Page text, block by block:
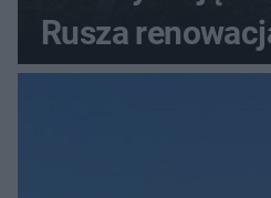
Rusza
z lat